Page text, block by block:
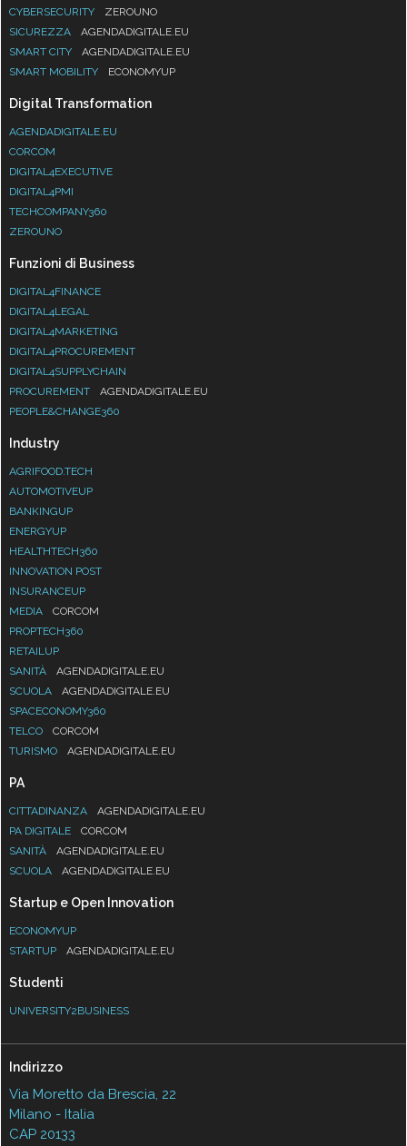
CYBERSECURITY
ZEROUNO
SICUREZZA
AGENDADIGITALE.EU
SMART CITY
AGENDADIGITALE.EU
SMART MOBILITY
ECONOMYUP
Digital Transformation
AGENDADIGITALE.EU
CORCOM
DIGITAL4EXECUTIVE
DIGITAL4PMI
TECHCOMPANY360
ZEROUNO
Funzioni di Business
DIGITAL4FINANCE
DIGITAL4LEGAL
DIGITAL4MARKETING
DIGITAL4PROCUREMENT
DIGITAL4SUPPLYCHAIN
PROCUREMENT
AGENDADIGITALE.EU
PEOPLE&CHANGE360
Industry
AGRIFOOD.TECH
AUTOMOTIVEUP
BANKINGUP
ENERGYUP
HEALTHTECH360
INNOVATION POST
INSURANCEUP
MEDIA
CORCOM
PROPTECH360
RETAILUP
SANITÀ
AGENDADIGITALE.EU
SCUOLA
AGENDADIGITALE.EU
SPACECONOMY360
TELCO
CORCOM
TURISMO
AGENDADIGITALE.EU
PA
CITTADINANZA
AGENDADIGITALE.EU
PA DIGITALE
CORCOM
SANITÀ
AGENDADIGITALE.EU
SCUOLA
AGENDADIGITALE.EU
Startup e Open Innovation
ECONOMYUP
STARTUP
AGENDADIGITALE.EU
Studenti
UNIVERSITY2BUSINESS
Indirizzo
Via Moretto da Brescia, 22
Milano - Italia
CAP 20133